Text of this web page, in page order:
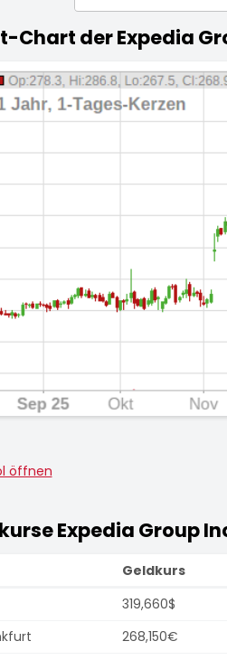
Chart der Expedia
öffnen
Expedia Group
Geldkurs
319,660$
268,150€